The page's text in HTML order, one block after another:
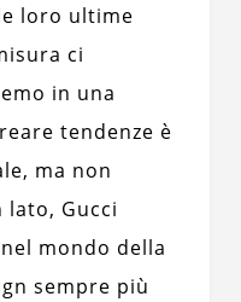
loro ultime
ci
in una
tendenze è
ma non
lato, Gucci
mondo della
sempre più